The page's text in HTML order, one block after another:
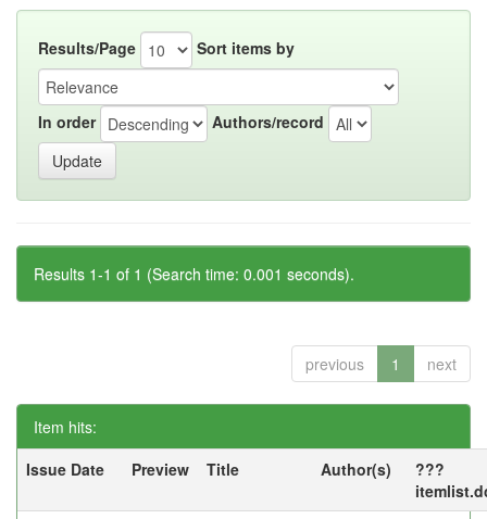
Results/Page Sort items by
In order Authors/record
Results 1-1 of 1 (Search time: 0.001 seconds).
previous 1 next
Item hits:
Issue Date
Preview Title Author(s)
???